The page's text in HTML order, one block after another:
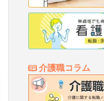
介護職コラム